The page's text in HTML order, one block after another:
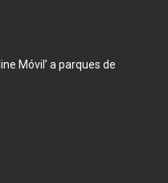
Móvil’ a parques de